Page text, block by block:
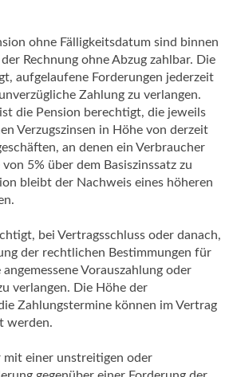
ohne Fälligkeitsdatum sind binnen
Rechnung ohne Abzug zahlbar. Die
aufgelaufene Forderungen jederzeit
Zahlung zu verlangen.
die Pension berechtigt, die jeweils
Verzugszinsen in Höhe von derzeit
an denen ein Verbraucher
5% über dem Basiszinssatz zu
bleibt der Nachweis eines höheren
bei Vertragsschluss oder danach,
der rechtlichen Bestimmungen für
angemessene Vorauszahlung oder
verlangen. Die Höhe der
Zahlungstermine können im Vertrag
werden.
mit einer unstreitigen oder